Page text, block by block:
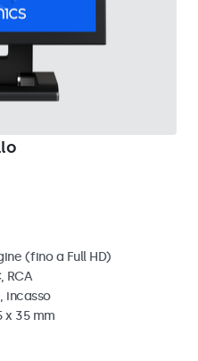
(fino a Full HD)
RCA
incasso
x 35 mm